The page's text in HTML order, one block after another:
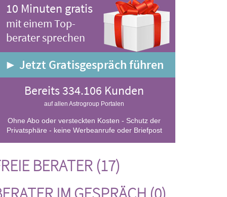
10 Minuten gratis
mit einem Top-
berater sprechen
► Jetzt Gratisgespräch führen
Bereits 334.106 Kunden
auf allen Astrogroup Portalen
Ohne Abo oder versteckten Kosten - Schutz der
Privatsphäre - keine Werbeanrufe oder Briefpost
BERATER (17)